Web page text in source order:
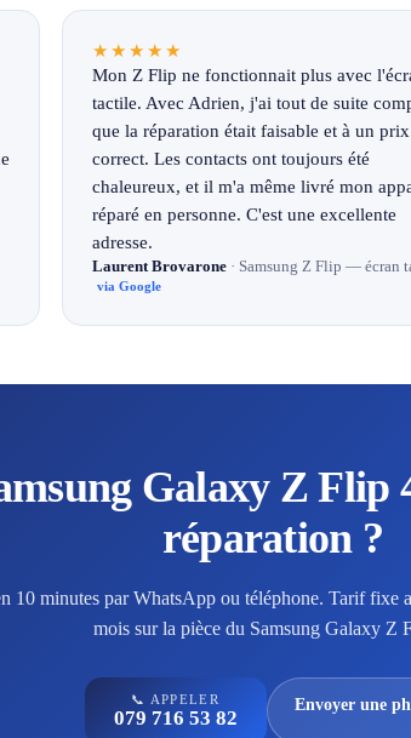
★★★★★
Mon Z Flip ne fonctionnait plus avec
tactile. Avec Adrien, j'ai tout de suite
que la réparation était faisable et à un
correct. Les contacts ont toujours été
chaleureux, et il m'a même livré mon
réparé en personne. C'est une excellente
adresse.
Laurent Brovarone · Samsung Z Flip — écran
via Google
Galaxy Z Flip
réparation ?
10 minutes par WhatsApp ou téléphone. Tarif fixe
mois sur la pièce du Samsung Galaxy Z
📞 APPELER
079 716 53 82
Envoyer une